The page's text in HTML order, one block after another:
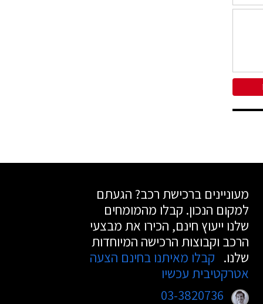
מעוניינים ברכישת רכב? הגעתם
למקום הנכון. קבלו מהמומחים
שלנו ייעוץ חינם, הכירו את מבצעי
הרכב וקבוצות הרכישה המיוחדות
שלנו. קבלו מאיתנו בחינם הצעה
אטרקטיבית עכשיו
03-3820736